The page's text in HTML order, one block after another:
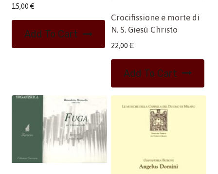
15,00 €
Add To Cart
Crocifissione e morte di
N. S. Giesù Christo
22,00 €
Add To Cart